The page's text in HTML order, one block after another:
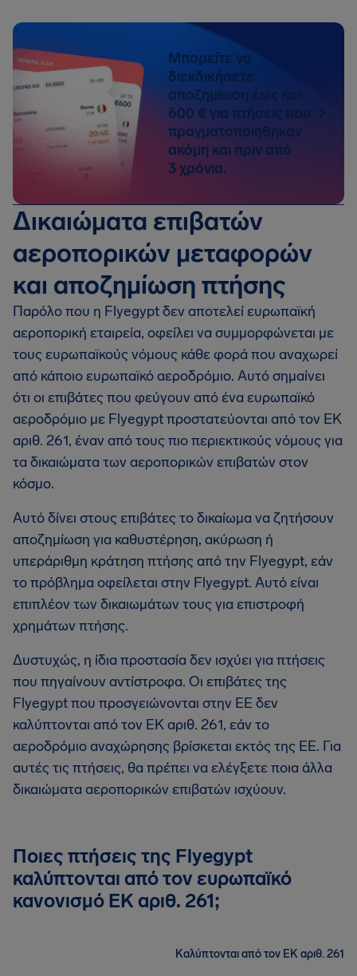
Μπορείτε να
διεκδικήσετε
αποζημίωση έως και
600 € για πτήσεις που
πραγματοποιήθηκαν
ακόμη και πριν από
3 χρόνια.
Δικαιώματα επιβατών
αεροπορικών μεταφορών
και αποζημίωση πτήσης
Παρόλο που η Flyegypt δεν αποτελεί ευρωπαϊκή
αεροπορική εταιρεία, οφείλει να συμμορφώνεται με
τους ευρωπαϊκούς νόμους κάθε φορά που αναχωρεί
από κάποιο ευρωπαϊκό αεροδρόμιο. Αυτό σημαίνει
ότι οι επιβάτες που φεύγουν από ένα ευρωπαϊκό
αεροδρόμιο με Flyegypt προστατεύονται από τον ΕΚ
αριθ. 261, έναν από τους πιο περιεκτικούς νόμους για
τα δικαιώματα των αεροπορικών επιβατών στον
κόσμο.
Αυτό δίνει στους επιβάτες το δικαίωμα να ζητήσουν
αποζημίωση για καθυστέρηση, ακύρωση ή
υπεράριθμη κράτηση πτήσης από την Flyegypt, εάν
το πρόβλημα οφείλεται στην Flyegypt. Αυτό είναι
επιπλέον των δικαιωμάτων τους για επιστροφή
χρημάτων πτήσης.
Δυστυχώς, η ίδια προστασία δεν ισχύει για πτήσεις
που πηγαίνουν αντίστροφα. Οι επιβάτες της
Flyegypt που προσγειώνονται στην ΕΕ δεν
καλύπτονται από τον ΕΚ αριθ. 261, εάν το
αεροδρόμιο αναχώρησης βρίσκεται εκτός της ΕΕ. Για
αυτές τις πτήσεις, θα πρέπει να ελέγξετε ποια άλλα
δικαιώματα αεροπορικών επιβατών ισχύουν.
Ποιες πτήσεις της Flyegypt
καλύπτονται από τον ευρωπαϊκό
κανονισμό ΕΚ αριθ. 261;
Καλύπτονται από τον ΕΚ αριθ. 261